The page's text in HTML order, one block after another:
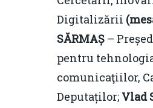
Digitalizării
SĂRMAȘ –
pentru
comunicaţiilor,
Deputaților; Vlad